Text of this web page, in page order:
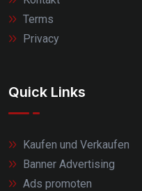
Terms
Privacy
Quick Links
Kaufen und Verkaufen
Banner Advertising
Ads promoten